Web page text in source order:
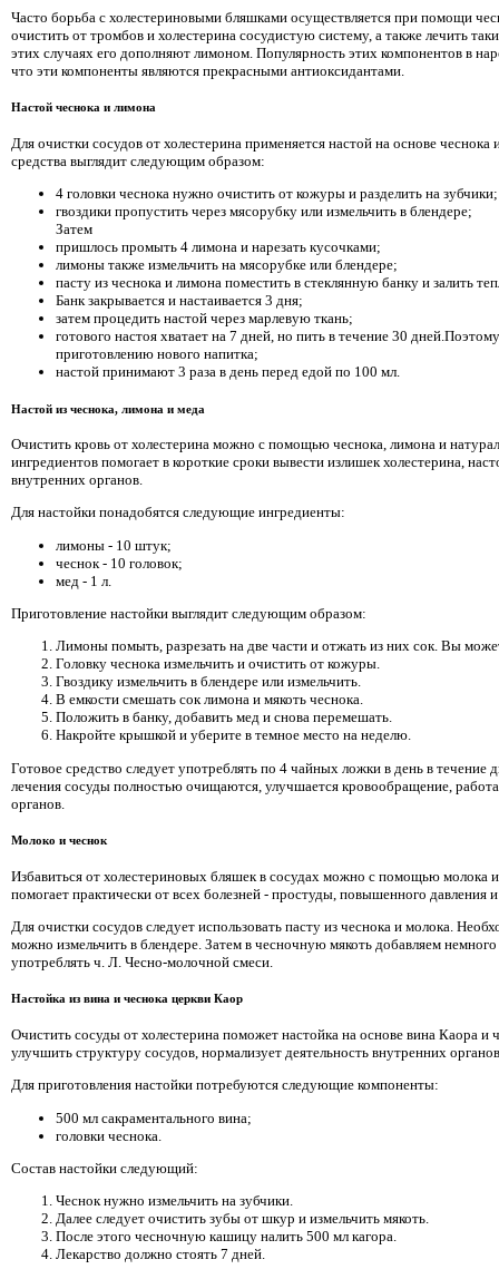
Часто борьба с холестериновыми бляшками осуществляется при помощи
очистить от тромбов и холестерина сосудистую систему, а также лечить
этих случаях его дополняют лимоном. Популярность этих компонентов в
что эти компоненты являются прекрасными антиоксидантами.
Настой чеснока и лимона
Для очистки сосудов от холестерина применяется настой на основе
средства выглядит следующим образом:
4 головки чеснока нужно очистить от кожуры и разделить на зубчики;
гвоздики пропустить через мясорубку или измельчить в блендере;
Затем
пришлось промыть 4 лимона и нарезать кусочками;
лимоны также измельчить на мясорубке или блендере;
пасту из чеснока и лимона поместить в стеклянную банку и залить
Банк закрывается и настаивается 3 дня;
затем процедить настой через марлевую ткань;
готового настоя хватает на 7 дней, но пить в течение 30
приготовлению нового напитка;
настой принимают 3 раза в день перед едой по 100 мл.
Настой из чеснока, лимона и меда
Очистить кровь от холестерина можно с помощью чеснока, лимона и
ингредиентов помогает в короткие сроки вывести излишек холестерина,
внутренних органов.
Для настойки понадобятся следующие ингредиенты:
лимоны - 10 штук;
чеснок - 10 головок;
мед - 1 л.
Приготовление настойки выглядит следующим образом:
Лимоны помыть, разрезать на две части и отжать из них сок. Вы
Головку чеснока измельчить и очистить от кожуры.
Гвоздику измельчить в блендере или измельчить.
В емкости смешать сок лимона и мякоть чеснока.
Положить в банку, добавить мед и снова перемешать.
Накройте крышкой и уберите в темное место на неделю.
Готовое средство следует употреблять по 4 чайных ложки в день в течение
лечения сосуды полностью очищаются, улучшается кровообращение,
органов.
Молоко и чеснок
Избавиться от холестериновых бляшек в сосудах можно с помощью молока
помогает практически от всех болезней - простуды, повышенного давления
Для очистки сосудов следует использовать пасту из чеснока и молока.
можно измельчить в блендере. Затем в чесночную мякоть добавляем
употреблять ч. Л. Чесно-молочной смеси.
Настойка из вина и чеснока церкви Каор
Очистить сосуды от холестерина поможет настойка на основе вина Каора и
улучшить структуру сосудов, нормализует деятельность внутренних
Для приготовления настойки потребуются следующие компоненты:
500 мл сакраментального вина;
головки чеснока.
Состав настойки следующий:
Чеснок нужно измельчить на зубчики.
Далее следует очистить зубы от шкур и измельчить мякоть.
После этого чесночную кашицу налить 500 мл кагора.
Лекарство должно стоять 7 дней.